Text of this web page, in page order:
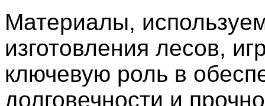
Материалы,
изготовления лесов,
ключевую роль в
долговечности и